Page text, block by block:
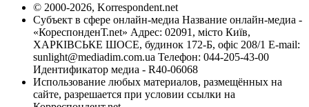
© 2000-2026, Korrespondent.net
Субъект в сфере онлайн-медиа Название онлайн-медиа -
«КореспонденТ.net» Адрес: 02091, місто Київ,
ХАРКІВСЬКЕ ШОСЕ, будинок 172-Б, офіс 208/1 E-mail:
sunlight@mediadim.com.ua Телефон: 044-205-43-00
Идентификатор медиа - R40-06068
Использование любых материалов, размещённых на
сайте, разрешается при условии ссылки на